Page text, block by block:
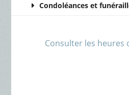
Condoléances et
Consulter les heures